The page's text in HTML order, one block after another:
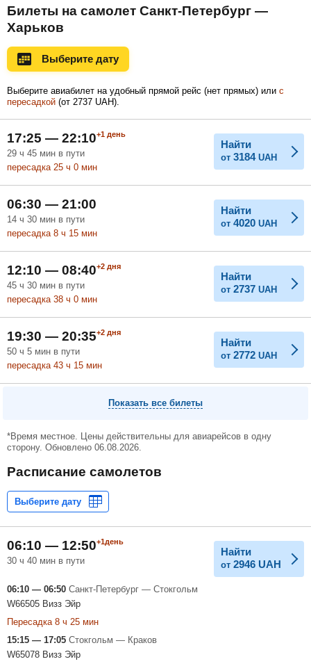
Сентябрь
Ноябрь
Февраль
Май Июль
Билеты на самолет Санкт-Петербург —
Харьков
Выберите дату
Выберите авиабилет на удобный прямой рейс (нет прямых) или с
пересадкой (от 2737 UAH).
17:25 — 22:10+1 день
29 ч 45 мин в пути
пересадка 25 ч 0 мин
Найти
от 3184 UAH
06:30 — 21:00
14 ч 30 мин в пути
пересадка 8 ч 15 мин
Найти
от 4020 UAH
12:10 — 08:40+2 дня
45 ч 30 мин в пути
пересадка 38 ч 0 мин
Найти
от 2737 UAH
19:30 — 20:35+2 дня
50 ч 5 мин в пути
пересадка 43 ч 15 мин
Найти
от 2772 UAH
Показать все билеты
*Время местное. Цены действительны для авиарейсов в одну
сторону. Обновлено 06.08.2026.
Расписание самолетов
06:10 — 12:50+1день
30 ч 40 мин в пути
Найти
от 2946 UAH
06:10 — 06:50 Санкт-Петербург — Стокгольм
W66505 Визз Эйр
Пересадка 8 ч 25 мин
15:15 — 17:05 Стокгольм — Краков
W65078 Визз Эйр